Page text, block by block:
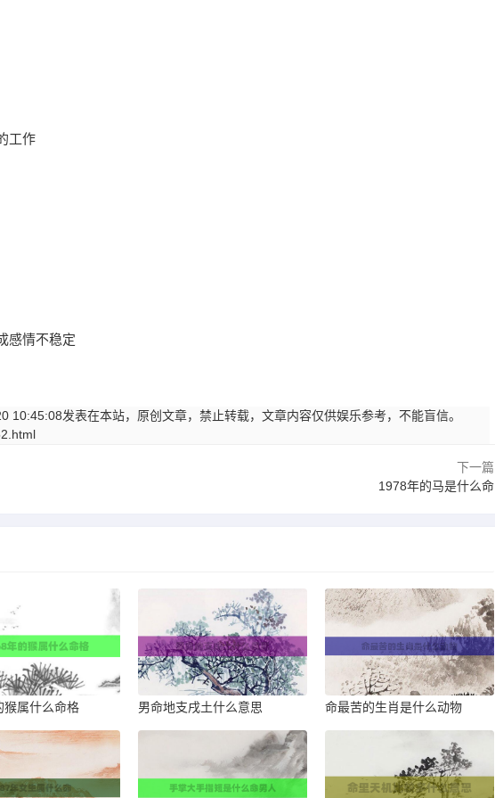
工作
感情不稳定
10:45:08发表在本站，原创文章，禁止转载，文章内容仅供娱乐参考，不能盲信。
下一篇
1978年的马是什么命
猴属什么命格 男命地支戌土什么意思 命最苦的生肖是什么动物